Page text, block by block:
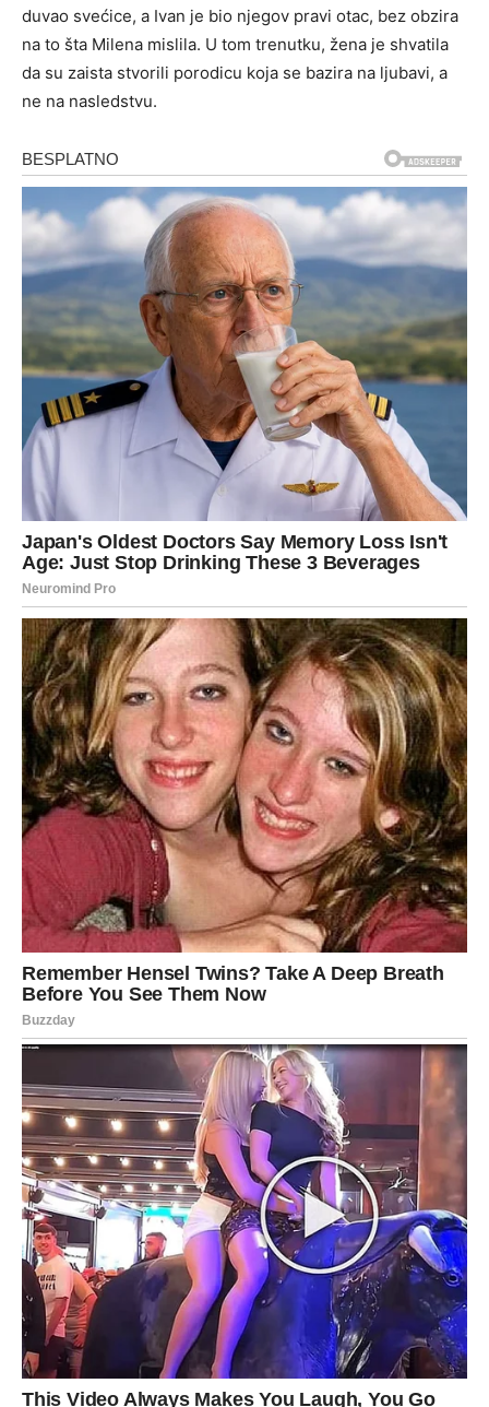
duvao svećice, a Ivan je bio njegov pravi otac, bez obzira
na to šta Milena mislila. U tom trenutku, žena je shvatila
da su zaista stvorili porodicu koja se bazira na ljubavi, a
ne na nasledstvu.